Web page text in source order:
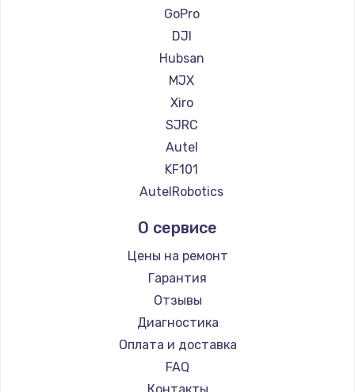
GoPro
DJI
Hubsan
MJX
Xiro
SJRC
Autel
KF101
AutelRobotics
О сервисе
Цены на ремонт
Гарантия
Отзывы
Диагностика
Оплата и доставка
FAQ
Контакты